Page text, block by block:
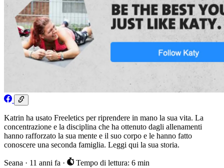
Katrin ha usato Freeletics per riprendere in mano la sua vita. La
concentrazione e la disciplina che ha ottenuto dagli allenamenti
hanno rafforzato la sua mente e il suo corpo e le hanno fatto
conoscere una seconda famiglia. Leggi qui la sua storia.
Seana · 11 anni fa · Tempo di lettura: 6 min